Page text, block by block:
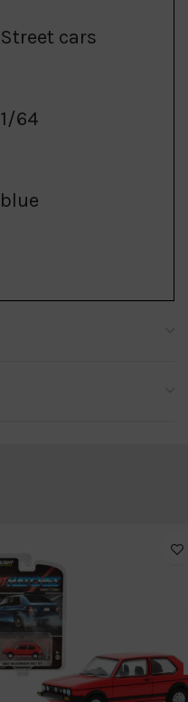
Street cars
1/64
blue